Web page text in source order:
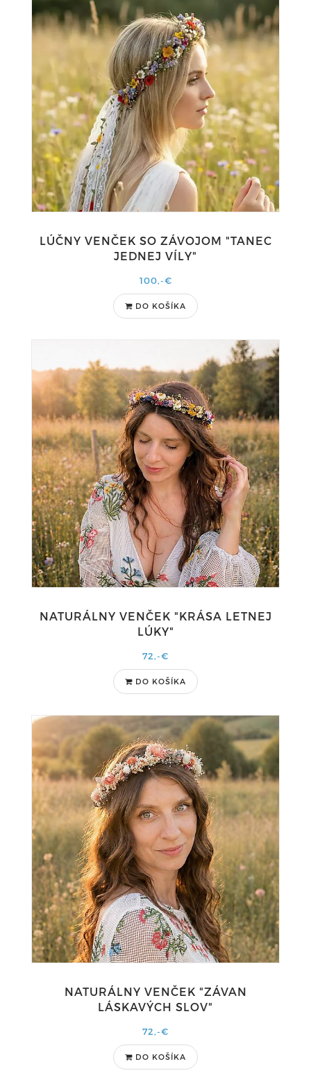
LÚČNY VENČEK SO ZÁVOJOM "TANEC
JEDNEJ VÍLY"
100,-€
DO KOŠÍKA
NATURÁLNY VENČEK "KRÁSA LETNEJ
LÚKY"
72,-€
DO KOŠÍKA
NATURÁLNY VENČEK "ZÁVAN
LÁSKAVÝCH SLOV"
72,-€
DO KOŠÍKA